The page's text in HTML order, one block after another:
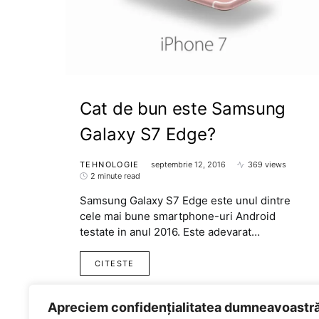
Apreciem confidențialitatea
Cat de bun este Samsung
Galaxy S7 Edge?
TEHNOLOGIE septembrie 12, 2016
369 views
2 minute read
Samsung Galaxy S7 Edge este unul dintre
cele mai bune smartphone-uri Android
testate in anul 2016. Este adevarat…
CITESTE